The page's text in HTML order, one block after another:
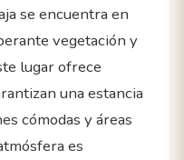
se encuentra en
vegetación y
lugar ofrece
una estancia
cómodas y áreas
es